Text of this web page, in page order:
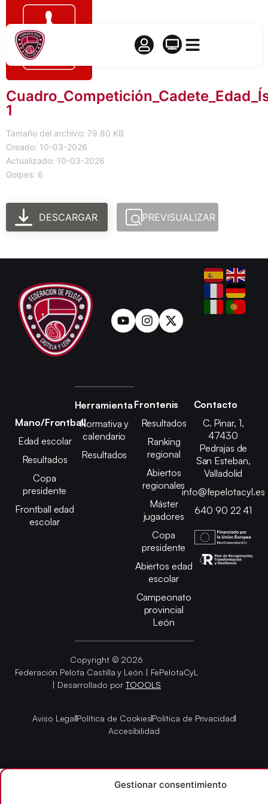
Gestionar consentimiento
1
Tamaño del archivo: 79.80 KB
Creado: 10-03-2026
Actualizado: 10-03-2026
Golpes: 6
DESCARGAR PREVISUALIZAR
Mano/Frontball
Edad escolar
Resultados
Copa
presidente
Frontball edad
escolar
Herramienta
Normativa y
calendario
Resultados
Frontenis
Resultados
Ranking
regional
Abiertos
regionales
Máster
jugadores
Copa
presidente
Abiertos edad
escolar
Campeonato
provincial
León
Contacto
C. Pinar, 1,
47430
Pedrajas de
San Esteban,
Valladolid
info@fepelotacyl.es
640 90 22 41
Copyright © 2026
Federación Pelota Castilla y León | FePelotaCyL
| Desarrollado porTOOOLS
Aviso LegalPolítica de CookiesPolítica de Privacidad
Accesibilidad